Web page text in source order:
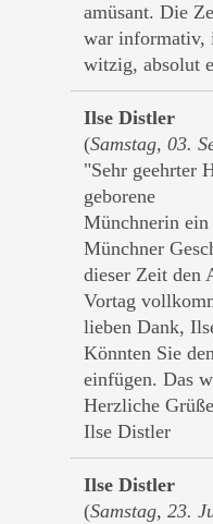
amüsant. Die
war informativ,
witzig, absolut
Ilse Distler
(Samstag, 03.
"Sehr geehrter
geborene
Münchnerin
Münchner
dieser Zeit den
Vortag
lieben Dank,
Könnten Sie
einfügen. Das
Herzliche Grüße
Ilse Distler
Ilse Distler
(Samstag, 23.